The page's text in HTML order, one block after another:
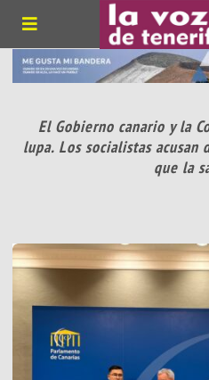
El Gobierno canario y la
lupa. Los socialistas
que la